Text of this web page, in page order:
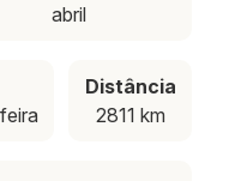
abril
Distância
2811 km